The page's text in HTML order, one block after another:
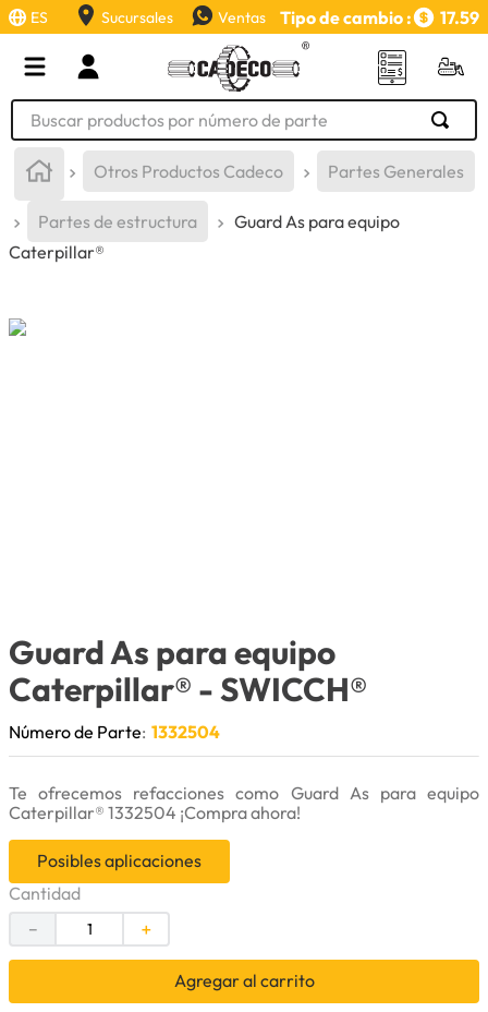
ES Sucursales Ventas Tipo de cambio : 17.59
Buscar productos por número de parte
Otros Productos Cadeco Partes Generales
Partes de estructura
Guard As para equipo
Caterpillar®
Guard As para equipo
Caterpillar® - SWICCH®
Número de Parte: 1332504
Te ofrecemos refacciones como Guard As para equipo
Caterpillar® 1332504 ¡Compra ahora!
Posibles aplicaciones
Cantidad
＋
－
Agregar al carrito
TÉRMINOS MÁS BUSCADOS
2 .
aceite